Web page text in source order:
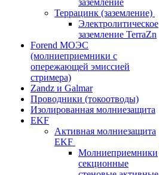
заземление
Террацинк (заземление)
Электролитическое
заземление TerraZn
Forend МОЭС
(молниеприемники с
опережающей эмиссией
стримера)
Zandz и Galmar
Проводники (токоотводы)
Изолированная молниезащита
EKF
Активная молниезащита
EKF
Молниеприемники
секционные